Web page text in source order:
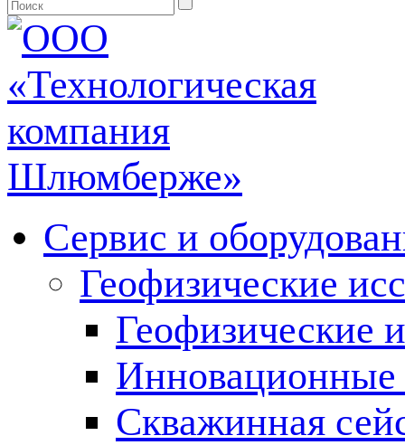
Сервис и
Геофизические
Геофизические
Инновационные
Скважинная